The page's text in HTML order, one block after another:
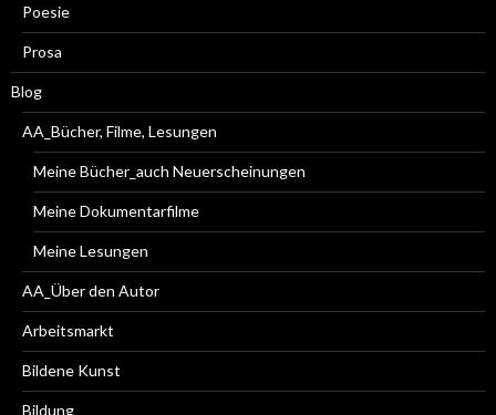
Poesie
Prosa
Blog
AA_Bücher, Filme, Lesungen
Meine Bücher_auch Neuerscheinungen
Meine Dokumentarfilme
Meine Lesungen
AA_Über den Autor
Arbeitsmarkt
Bildene Kunst
Bildung